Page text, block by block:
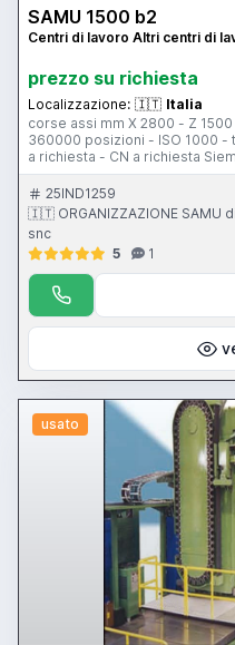
SAMU 1500 b2
Centri di lavoro Altri centri di
prezzo su richiesta
Localizzazione: 🇮🇹 Italia
corse assi mm X 2800 - Z
360000 posizioni - ISO 1000 -
a richiesta - CN a richiesta
25IND1259
🇮🇹 ORGANIZZAZIONE SAMU
snc
5
1
usato